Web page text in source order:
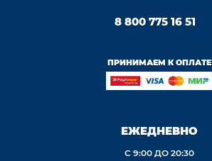
8 800 775 16 51
ПРИНИМАЕМ К ОПЛАТЕ
ЕЖЕДНЕВНО
С 9:00 ДО 20:30